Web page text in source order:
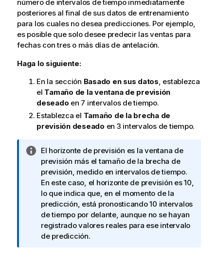
número de intervalos de tiempo inmediatamente
posteriores al final de sus datos de entrenamiento
para los cuales no desea predicciones. Por ejemplo,
es posible que solo desee predecir las ventas para
fechas con tres o más días de antelación.
Haga lo siguiente:
En la sección Basado en sus datos, establezca
el Tamaño de la ventana de previsión
deseado en 7 intervalos de tiempo.
Establezca el Tamaño de la brecha de
previsión deseado en 3 intervalos de tiempo.
N
o
t
a
i
n
f
o
r
El horizonte de previsión es la ventana de
previsión más el tamaño de la brecha de
previsión, medido en intervalos de tiempo.
En este caso, el horizonte de previsión es 10,
lo que indica que, en el momento de la
predicción, está pronosticando 10 intervalos
de tiempo por delante, aunque no se hayan
registrado valores reales para ese intervalo
de predicción.